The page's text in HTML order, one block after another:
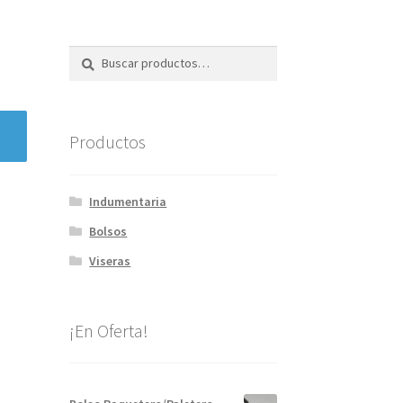
Buscar
Buscar
Productos
Indumentaria
Bolsos
Viseras
¡En Oferta!